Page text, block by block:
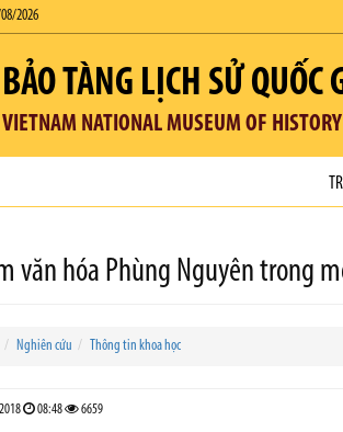
2026
BẢO TÀNG LỊCH SỬ QUỐC
VIETNAM NATIONAL MUSEUM OF HISTORY
văn hóa Phùng Nguyên trong
Nghiên cứu Thông tin khoa học
08:48 6659